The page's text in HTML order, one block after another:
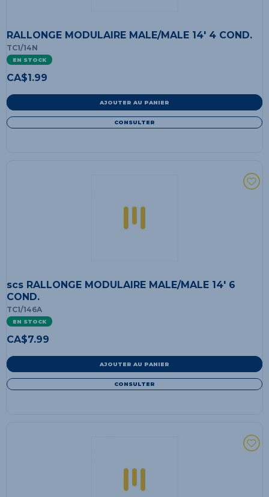
RALLONGE MODULAIRE MALE/MALE 14' 4 COND.
TC1/14N
EN STOCK
CA$1.99
AJOUTER AU PANIER
CONSULTER
scs RALLONGE MODULAIRE MALE/MALE 14' 6
COND.
TC1/146A
EN STOCK
CA$7.99
AJOUTER AU PANIER
CONSULTER